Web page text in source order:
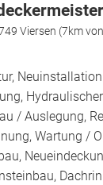
Viersen (7km
/ Auslegung,
Wartung /